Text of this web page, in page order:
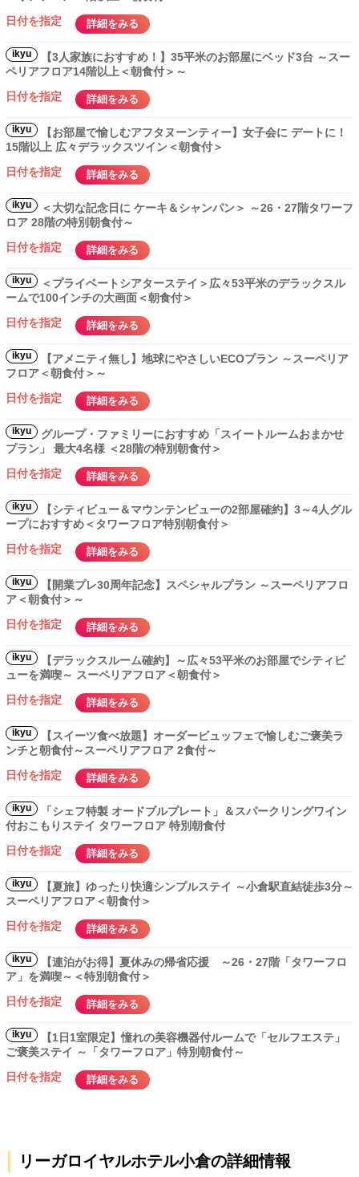
日付を指定
詳細をみる
ikyu
【3人家族におすすめ！】35平米のお部屋にベッド3台 ～スー
ペリアフロア14階以上＜朝食付＞～
日付を指定
詳細をみる
ikyu
【お部屋で愉しむアフタヌーンティー】女子会に デートに！
15階以上 広々デラックスツイン＜朝食付＞
日付を指定
詳細をみる
ikyu
＜大切な記念日に ケーキ＆シャンパン＞ ～26・27階タワーフ
ロア 28階の特別朝食付～
日付を指定
詳細をみる
ikyu
＜プライベートシアターステイ＞広々53平米のデラックスル
ームで100インチの大画面＜朝食付＞
日付を指定
詳細をみる
ikyu
【アメニティ無し】地球にやさしいECOプラン ～スーペリア
フロア＜朝食付＞～
日付を指定
詳細をみる
ikyu
グループ・ファミリーにおすすめ「スイートルームおまかせ
プラン」 最大4名様 ＜28階の特別朝食付＞
日付を指定
詳細をみる
ikyu
【シティビュー＆マウンテンビューの2部屋確約】3～4人グル
ープにおすすめ＜タワーフロア特別朝食付＞
日付を指定
詳細をみる
ikyu
【開業プレ30周年記念】スペシャルプラン ～スーペリアフロ
ア＜朝食付＞～
日付を指定
詳細をみる
ikyu
【デラックスルーム確約】～広々53平米のお部屋でシティビ
ューを満喫～ スーペリアフロア＜朝食付＞
日付を指定
詳細をみる
ikyu
【スイーツ食べ放題】オーダービュッフェで愉しむご褒美ラ
ンチと朝食付～スーペリアフロア 2食付～
日付を指定
詳細をみる
ikyu
「シェフ特製 オードブルプレート」＆スパークリングワイン
付おこもりステイ タワーフロア 特別朝食付
日付を指定
詳細をみる
ikyu
【夏旅】ゆったり快適シンプルステイ ～小倉駅直結徒歩3分～
スーペリアフロア＜朝食付＞
日付を指定
詳細をみる
ikyu
【連泊がお得】夏休みの帰省応援 ～26・27階「タワーフロ
ア」を満喫～＜特別朝食付＞
日付を指定
詳細をみる
ikyu
【1日1室限定】憧れの美容機器付ルームで「セルフエステ」
ご褒美ステイ ～「タワーフロア」特別朝食付～
日付を指定
詳細をみる
リーガロイヤルホテル小倉の詳細情報